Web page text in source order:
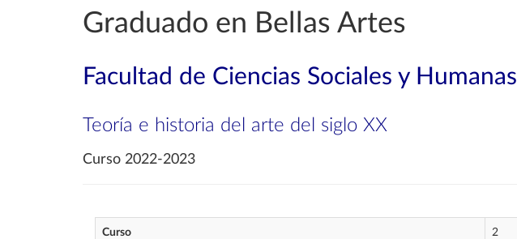
Graduado en Bellas Artes
Facultad de Ciencias Sociales y Humanas
Teoría e historia del arte del siglo XX
Curso 2022-2023
Curso 2